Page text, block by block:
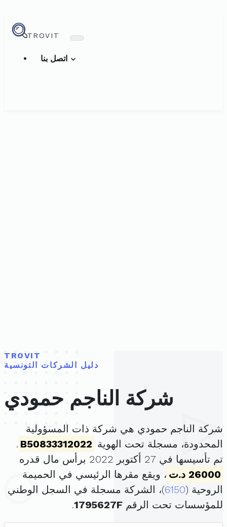
TROVIT
TROVIT
دليل الشركات التونسية
شركة الناجم حمودي
شركة الناجم حمودي هي شركة ذات المسؤولية
المحدودة، مسجلة تحت الهوية B50833312022
.
تم تأسيسها في 27 أكتوبر 2022 برأس مال قدره
26000 د.ت
، ويقع مقرها الرئيسي في الحميمة
الروحية (6150)، الشركة مسجلة في السجل الوطني
للمؤسسات تحت الرقم 1795627F
.